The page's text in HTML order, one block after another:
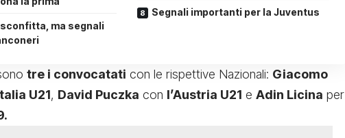
sconfitta, ma segnali
Segnali importanti per la Juventus
tre i convocatati con le rispettive Nazionali: Giacomo
U21, David Puczka con l’Austria U21 e Adin Licina per